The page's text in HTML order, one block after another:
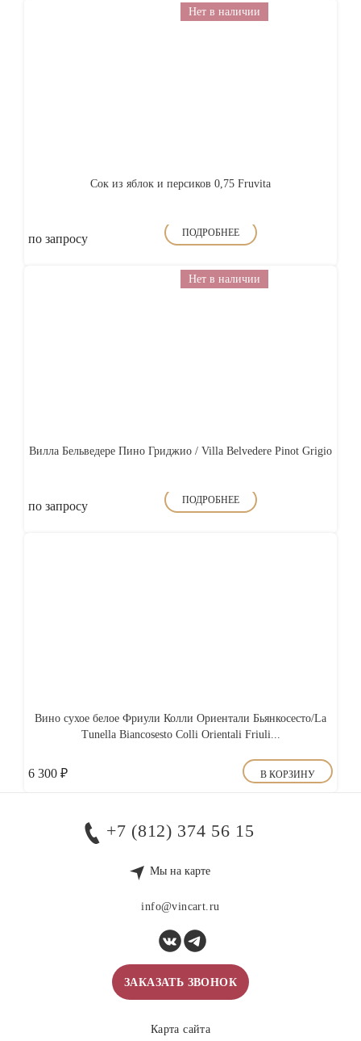
Нет в наличии
Сок из яблок и персиков 0,75 Fruvita
по запросу ПОДРОБНЕЕ
Нет в наличии
Вилла Бельведере Пино Гриджио / Villa Belvedere Pinot Grigio
по запросу ПОДРОБНЕЕ
Вино сухое белое Фриули Колли Ориентали Бьянкосесто/La
Tunella Biancosesto Colli Orientali Friuli...
6 300 ₽ В КОРЗИНУ
+7 (812) 374 56 15
Мы на карте
info@vincart.ru
ЗАКАЗАТЬ ЗВОНОК
Карта сайта